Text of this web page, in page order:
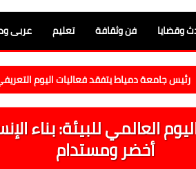
وقضايا فن وثقافة تعليم عربى
يتفقد فعاليات اليوم التعريفي للبرامج
العالمي للبيئة: بناء
أخضر ومستدام